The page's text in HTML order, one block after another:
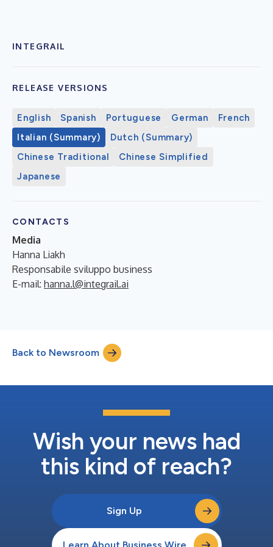
INTEGRAIL
RELEASE VERSIONS
English Spanish Portuguese German
French
Italian (Summary)
Dutch (Summary)
Chinese Traditional
Chinese Simplified
Japanese
CONTACTS
Media
Hanna Liakh
Responsabile sviluppo business
E-mail: hanna.l@integrail.ai
Back to Newsroom
Wish your news had
this kind of reach?
Sign Up